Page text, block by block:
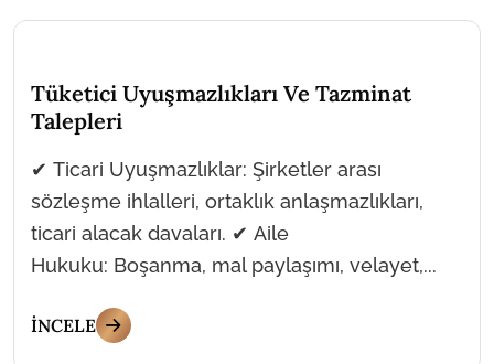
Tüketici Uyuşmazlıkları Ve Tazminat
Talepleri
✔ Ticari Uyuşmazlıklar: Şirketler arası
sözleşme ihlalleri, ortaklık anlaşmazlıkları,
ticari alacak davaları. ✔ Aile
Hukuku: Boşanma, mal paylaşımı, velayet,...
İNCELE